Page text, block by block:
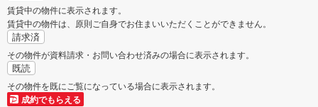
賃貸中の物件に表示されます。
賃貸中の物件は、原則ご自身でお住まいいただくことができません。
請求済
その物件が資料請求・お問い合わせ済みの場合に表示されます。
既読
その物件を既にご覧になっている場合に表示されます。
成約でもらえる